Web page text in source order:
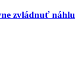
zvládnuť náhlu